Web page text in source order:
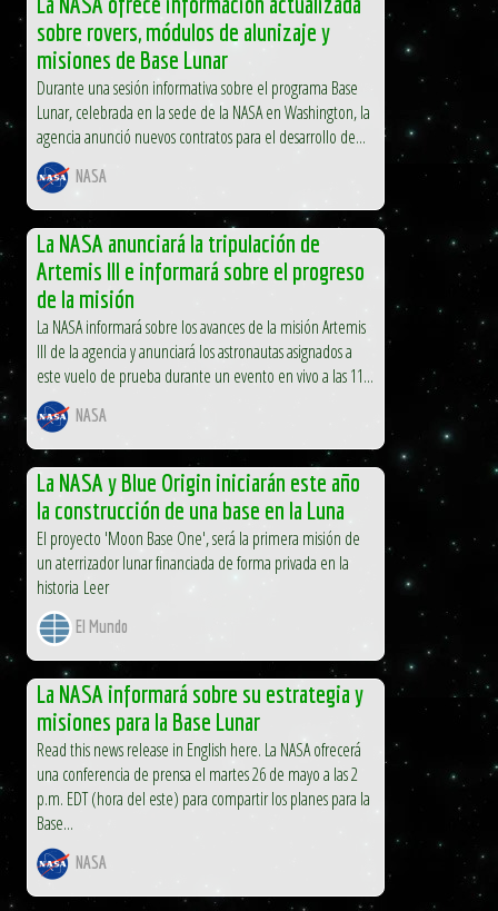
sobre rovers, módulos de alunizaje y
misiones de Base Lunar
Durante una sesión informativa sobre el programa Base
Lunar, celebrada en la sede de la NASA en Washington, la
agencia anunció nuevos contratos para el desarrollo de...
NASA
La NASA anunciará la tripulación de
Artemis III e informará sobre el progreso
de la misión
La NASA informará sobre los avances de la misión Artemis
III de la agencia y anunciará los astronautas asignados a
este vuelo de prueba durante un evento en vivo a las 11...
NASA
La NASA y Blue Origin iniciarán este año
la construcción de una base en la Luna
El proyecto 'Moon Base One', será la primera misión de
un aterrizador lunar financiada de forma privada en la
historia Leer
El Mundo
La NASA informará sobre su estrategia y
misiones para la Base Lunar
Read this news release in English here. La NASA ofrecerá
una conferencia de prensa el martes 26 de mayo a las 2
p.m. EDT (hora del este) para compartir los planes para la
Base...
NASA